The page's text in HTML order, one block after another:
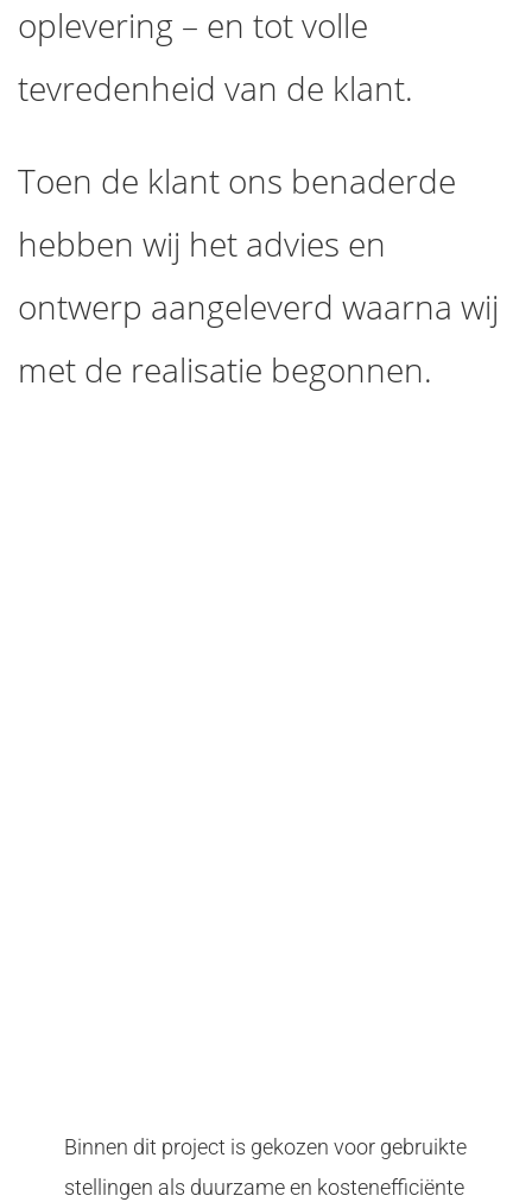
oplevering – en tot volle
tevredenheid van de klant.
Toen de klant ons benaderde
hebben wij het advies en
ontwerp aangeleverd waarna wij
met de realisatie begonnen.
Binnen dit project is gekozen voor gebruikte
stellingen als duurzame en kostenefficiënte